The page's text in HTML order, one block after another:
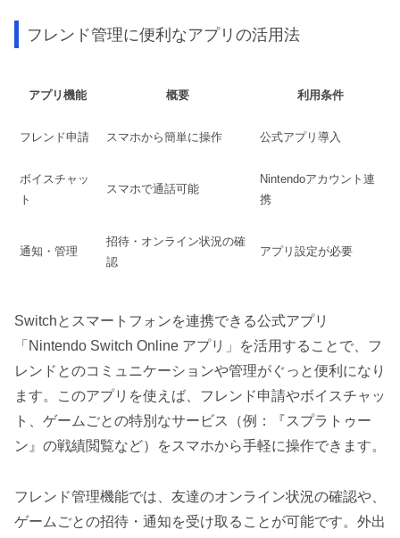
フレンド管理に便利なアプリの活用法
アプリ機能 概要 利用条件
フレンド申請 スマホから簡単に操作 公式アプリ導入
ボイスチャッ
ト
スマホで通話可能
Nintendoアカウント連
携
通知・管理
招待・オンライン状況の確
認
アプリ設定が必要
Switchとスマートフォンを連携できる公式アプリ
「Nintendo Switch Online アプリ」を活用することで、フ
レンドとのコミュニケーションや管理がぐっと便利になり
ます。このアプリを使えば、フレンド申請やボイスチャッ
ト、ゲームごとの特別なサービス（例：『スプラトゥー
ン』の戦績閲覧など）をスマホから手軽に操作できます。
フレンド管理機能では、友達のオンライン状況の確認や、
ゲームごとの招待・通知を受け取ることが可能です。外出